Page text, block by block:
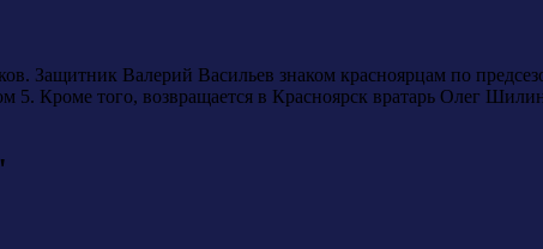
Защитник Валерий Васильев знаком красноярцам по
5. Кроме того, возвращается в Красноярск вратарь Олег